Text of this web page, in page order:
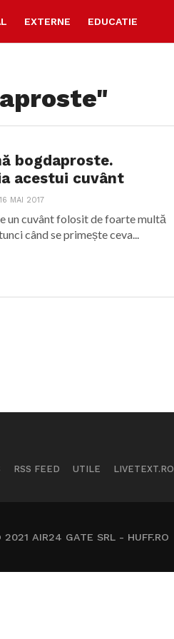
EXTERNE EDUCATIE
bogdaproste.
acestui cuvânt
16 MAI 2017
un cuvânt folosit de foarte multă
când se primește ceva...
RSS FEED UTILE LIVETEXT.RO
AIR24 GATE SRL - HUFF.RO